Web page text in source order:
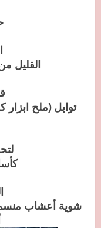
القليل
توابل (ملح ابزار
شوية أعشاب